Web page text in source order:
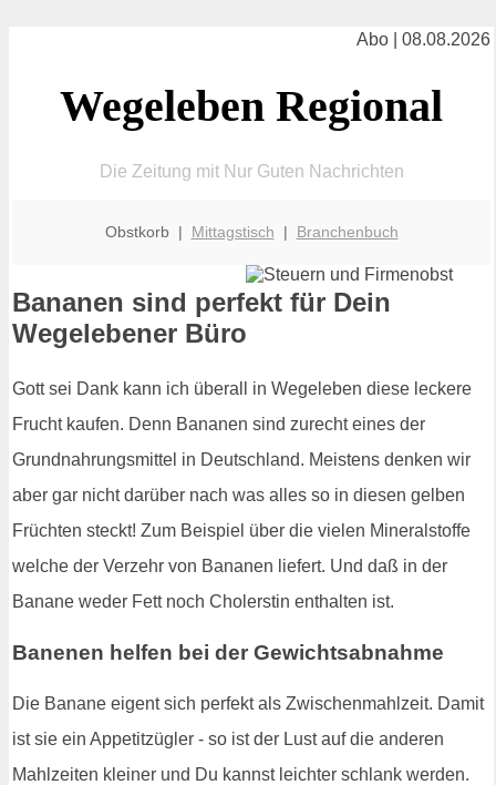
Abo | 08.08.2026
Wegeleben Regional
Die Zeitung mit Nur Guten Nachrichten
Obstkorb | Mittagstisch | Branchenbuch
Bananen sind perfekt für Dein
Wegelebener Büro
Gott sei Dank kann ich überall in Wegeleben diese leckere
Frucht kaufen. Denn Bananen sind zurecht eines der
Grundnahrungsmittel in Deutschland. Meistens denken wir
aber gar nicht darüber nach was alles so in diesen gelben
Früchten steckt! Zum Beispiel über die vielen Mineralstoffe
welche der Verzehr von Bananen liefert. Und daß in der
Banane weder Fett noch Cholerstin enthalten ist.
Banenen helfen bei der Gewichtsabnahme
Die Banane eigent sich perfekt als Zwischenmahlzeit. Damit
ist sie ein Appetitzügler - so ist der Lust auf die anderen
Mahlzeiten kleiner und Du kannst leichter schlank werden.